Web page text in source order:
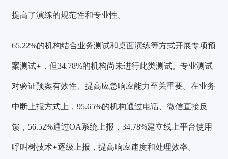
提高了演练的规范性和专业性。
65.22%的机构结合业务测试和桌面演练等方式开展专项预
案测试 ，但34.78%的机构尚未进行此类测试。专业测试
对验证预案有效性、提高应急响应能力至关重要。在业务
中断上报方式上，95.65%的机构通过电话、微信直接反
馈，56.52%通过OA系统上报，34.78%建立线上平台使用
呼叫树技术 逐级上报，提高响应速度和处理效率。